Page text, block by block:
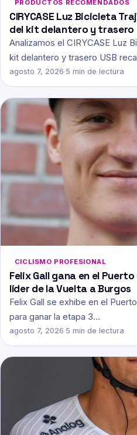
PRODUCTOS RECOMENDADOS
CIRYCASE Luz Bicicleta
del kit delantero y trasero
Analizamos el CIRYCASE Luz
kit delantero y trasero USB
agosto 7, 2026·5 min de lectura
CICLISMO PROFESIONAL
Felix Gall gana en el
líder de la Vuelta a Burgos
Felix Gall se exhibe en el
para ganar la etapa 3…
agosto 7, 2026·5 min de lectura